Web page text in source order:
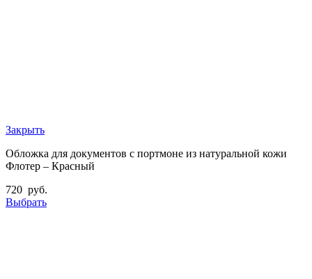
Закрыть
Обложка для документов с портмоне из натуральной кожи
Флотер – Красный
720 руб.
Выбрать